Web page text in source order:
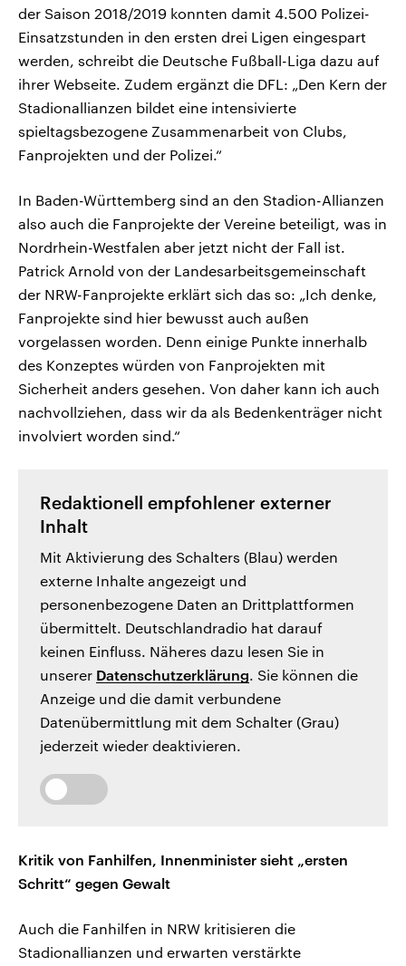
der Saison 2018/2019 konnten damit 4.500 Polizei-
Einsatzstunden in den ersten drei Ligen eingespart
werden, schreibt die Deutsche Fußball-Liga dazu auf
ihrer Webseite. Zudem ergänzt die DFL: „Den Kern der
Stadionallianzen bildet eine intensivierte
spieltagsbezogene Zusammenarbeit von Clubs,
Fanprojekten und der Polizei.“
In Baden-Württemberg sind an den Stadion-Allianzen
also auch die Fanprojekte der Vereine beteiligt, was in
Nordrhein-Westfalen aber jetzt nicht der Fall ist.
Patrick Arnold von der Landesarbeitsgemeinschaft
der NRW-Fanprojekte erklärt sich das so: „Ich denke,
Fanprojekte sind hier bewusst auch außen
vorgelassen worden. Denn einige Punkte innerhalb
des Konzeptes würden von Fanprojekten mit
Sicherheit anders gesehen. Von daher kann ich auch
nachvollziehen, dass wir da als Bedenkenträger nicht
involviert worden sind.“
Redaktionell empfohlener externer
Inhalt
Mit Aktivierung des Schalters (Blau) werden
externe Inhalte angezeigt und
personenbezogene Daten an Drittplattformen
übermittelt. Deutschlandradio hat darauf
keinen Einfluss. Näheres dazu lesen Sie in
unserer Datenschutzerklärung. Sie können die
Anzeige und die damit verbundene
Datenübermittlung mit dem Schalter (Grau)
jederzeit wieder deaktivieren.
Kritik von Fanhilfen, Innenminister sieht „ersten
Schritt“ gegen Gewalt
Auch die Fanhilfen in NRW kritisieren die
Stadionallianzen und erwarten verstärkte